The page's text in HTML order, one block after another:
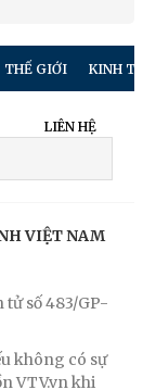
THẾ GIỚI KINH TẾ
LIÊN HỆ
VIỆT NAM
tử số 483/GP-
không có sự
VTV.vn khi